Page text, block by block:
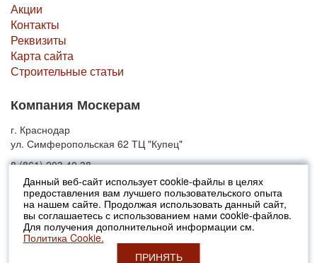
Данный веб-сайт использует cookie-файлы в целях
предоставления вам лучшего пользовательского опыта
на нашем сайте. Продолжая использовать данный сайт,
вы соглашаетесь с использованием нами cookie-файлов.
Для получения дополнительной информации см.
Политика Cookie.
ПРИНЯТЬ
Акции
Контакты
Реквизиты
Карта сайта
Строительные статьи
Компания Москерам
г. Краснодар
ул. Симферопольская 62 ТЦ "Купец"
8 (861) 203 40 38
© 2010-2026 Москерам
Указанные на сайте цены не являются публичной офертой (ст.435 ГК
РФ).
Стоимость и наличие товара просьба уточнять в офисах продаж....